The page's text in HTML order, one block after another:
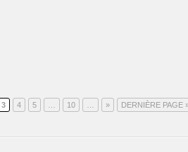
3 4 5 10 » DERNIÈRE PAGE